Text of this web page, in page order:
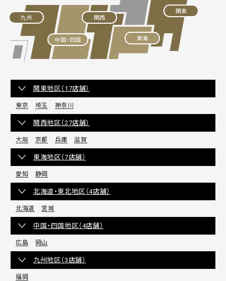
関東
東海
関西
中国・四国
九州
関東地区（17店舗）
東京 埼玉 神奈川
関西地区（27店舗）
大阪 京都 兵庫 滋賀
東海地区（7店舗）
愛知 静岡
北海道・東北地区（4店舗）
北海道 宮城
中国・四国地区（4店舗）
広島 岡山
九州地区（3店舗）
福岡